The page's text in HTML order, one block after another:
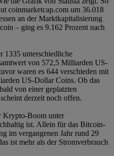
coinmarketcap.com um 36.018
an der Marktkapitalisierung
– ging es 9.162 Prozent nach
1335 unterschiedliche
von 572,5 Milliarden US-
waren es 644 verschieden mit
US-Dollar Coins. Ob das
von einer geplatzten
derzeit noch offen.
Krypto-Boom unter
ist. Allein für das Bitcoin-
im vergangenen Jahr rund 29
ist mehr als der Stromverbrauch